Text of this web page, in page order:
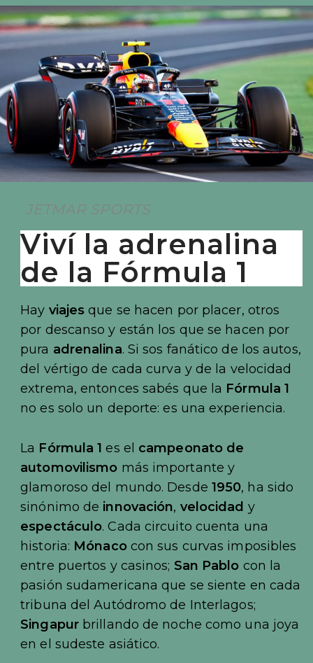
JETMAR SPORTS
Viví la adrenalina
de la Fórmula 1
Hay viajes que se hacen por placer, otros
por descanso y están los que se hacen por
pura adrenalina. Si sos fanático de los autos,
del vértigo de cada curva y de la velocidad
extrema, entonces sabés que la Fórmula 1
no es solo un deporte: es una experiencia.
La Fórmula 1 es el campeonato de
automovilismo más importante y
glamoroso del mundo. Desde 1950, ha sido
sinónimo de innovación, velocidad y
espectáculo. Cada circuito cuenta una
historia: Mónacocon sus curvas imposibles
entre puertos y casinos; San Pablo con la
pasión sudamericana que se siente en cada
tribuna del Autódromo de Interlagos;
Singapurbrillando de noche como una joya
en el sudeste asiático.